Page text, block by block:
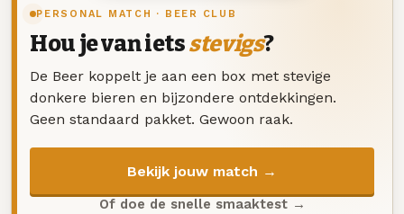
PERSONAL MATCH · BEER CLUB
Hou je van ietsstevigs?
De Beer koppelt je aan een box met stevige
donkere bieren en bijzondere ontdekkingen.
Geen standaard pakket. Gewoon raak.
Bekijk jouw match →
Of doe de snelle smaaktest →